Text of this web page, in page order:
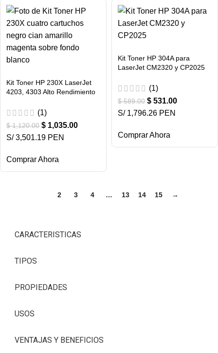
Kit Toner HP 230X LaserJet
4203, 4303 Alto Rendimiento
(1)
$1,120.00 $ 1,035.00
S/ 3,501.19 PEN
Comprar Ahora
Kit Toner HP 304A para
LaserJet CM2320 y CP2025
(1)
$589.00 $ 531.00
S/ 1,796.26 PEN
Comprar Ahora
2 3 4 … 13 14 15 →
CARACTERISTICAS
TIPOS
PROPIEDADES
USOS
VENTAJAS Y BENEFICIOS